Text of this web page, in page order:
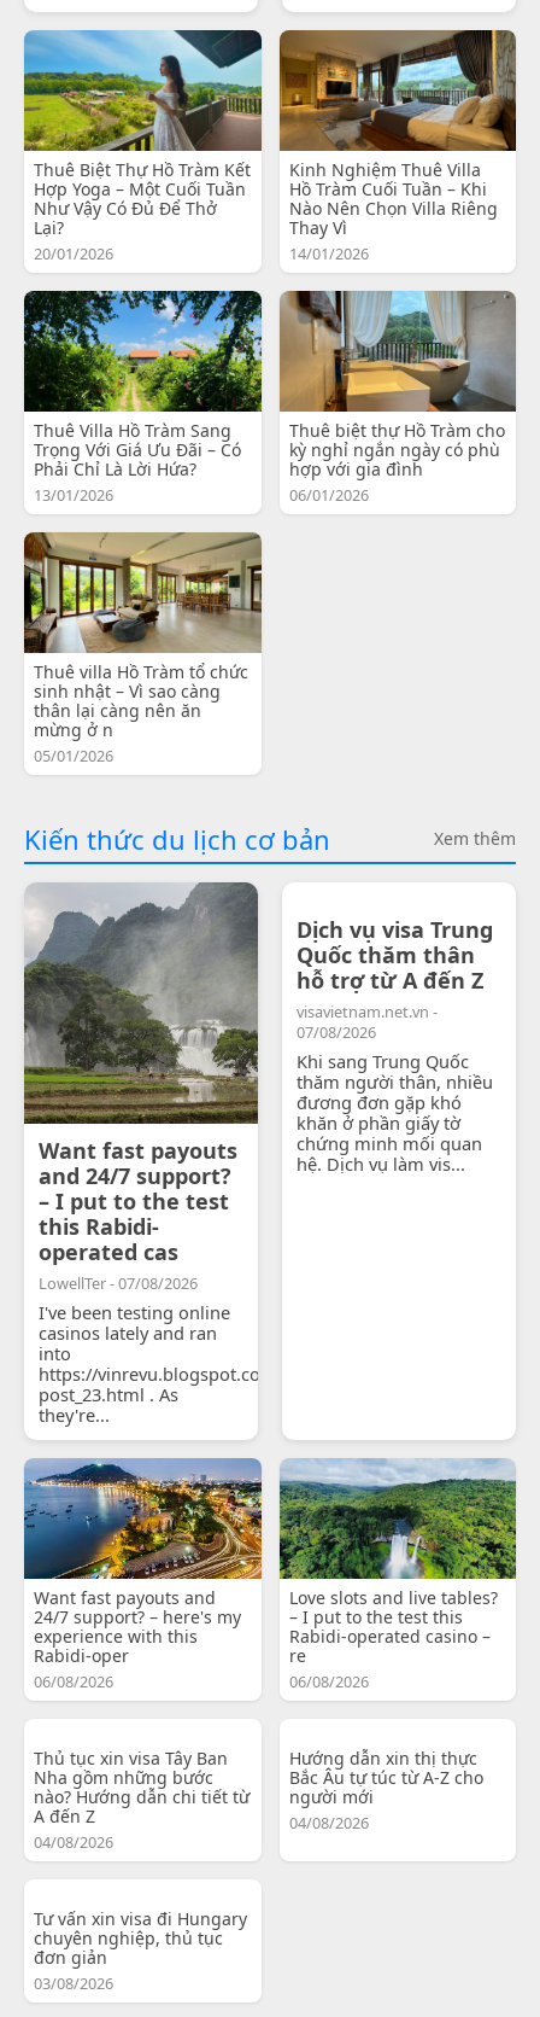
Thuê Biệt Thự Hồ Tràm Kết
Hợp Yoga – Một Cuối Tuần
Như Vậy Có Đủ Để Thở
Lại?
20/01/2026
Kinh Nghiệm Thuê Villa
Hồ Tràm Cuối Tuần – Khi
Nào Nên Chọn Villa Riêng
Thay Vì
14/01/2026
Thuê Villa Hồ Tràm Sang
Trọng Với Giá Ưu Đãi – Có
Phải Chỉ Là Lời Hứa?
13/01/2026
Thuê biệt thự Hồ Tràm cho
kỳ nghỉ ngắn ngày có phù
hợp với gia đình
06/01/2026
Thuê villa Hồ Tràm tổ chức
sinh nhật – Vì sao càng
thân lại càng nên ăn
mừng ở n
05/01/2026
Kiến thức du lịch cơ bản Xem thêm
Want fast payouts
and 24/7 support?
– I put to the test
this Rabidi-
operated cas
LowellTer - 07/08/2026
I've been testing online
casinos lately and ran
into
https://vinrevu.blogspot.com/2026/06/blog-
post_23.html . As
they're...
Dịch vụ visa Trung
Quốc thăm thân
hỗ trợ từ A đến Z
visavietnam.net.vn -
07/08/2026
Khi sang Trung Quốc
thăm người thân, nhiều
đương đơn gặp khó
khăn ở phần giấy tờ
chứng minh mối quan
hệ. Dịch vụ làm vis...
Want fast payouts and
24/7 support? – here's my
experience with this
Rabidi-oper
06/08/2026
Love slots and live tables?
– I put to the test this
Rabidi-operated casino –
re
06/08/2026
Thủ tục xin visa Tây Ban
Nha gồm những bước
nào? Hướng dẫn chi tiết từ
A đến Z
04/08/2026
Hướng dẫn xin thị thực
Bắc Âu tự túc từ A-Z cho
người mới
04/08/2026
Tư vấn xin visa đi Hungary
chuyên nghiệp, thủ tục
đơn giản
03/08/2026